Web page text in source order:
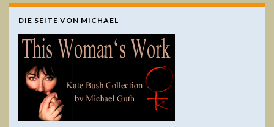
DIE SEITE VON MICHAEL